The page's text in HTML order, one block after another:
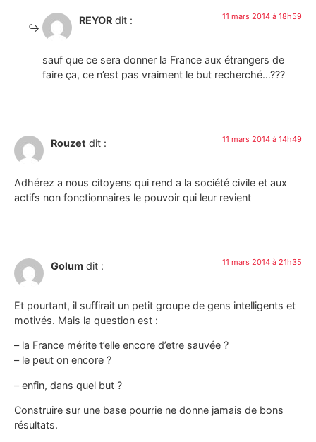
REYOR dit : 11 mars 2014 à 18h59
sauf que ce sera donner la France aux étrangers de
faire ça, ce n’est pas vraiment le but recherché…???
Rouzet dit : 11 mars 2014 à 14h49
Adhérez a nous citoyens qui rend a la société civile et aux
actifs non fonctionnaires le pouvoir qui leur revient
Golum dit : 11 mars 2014 à 21h35
Et pourtant, il suffirait un petit groupe de gens intelligents et
motivés. Mais la question est :
– la France mérite t’elle encore d’etre sauvée ?
– le peut on encore ?
– enfin, dans quel but ?
Construire sur une base pourrie ne donne jamais de bons
résultats.